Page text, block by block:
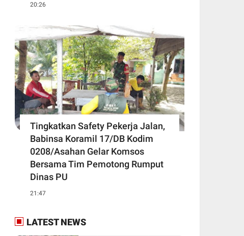
20:26
Tingkatkan Safety Pekerja Jalan,
Babinsa Koramil 17/DB Kodim
0208/Asahan Gelar Komsos
Bersama Tim Pemotong Rumput
Dinas PU
21:47
LATEST NEWS